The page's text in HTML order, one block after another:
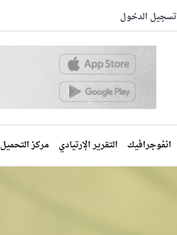
تسجيل الدخول
انفوجرافيك التقرير الإرتيادي مركز التحميل